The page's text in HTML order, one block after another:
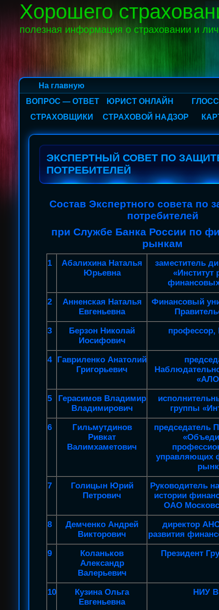
Хорошего
полезная информация о страховании и
На главную
ВОПРОС — ОТВЕТ
ЮРИСТ ОНЛАЙН
СТРАХОВЩИКИ
СТРАХОВОЙ НАДЗОР
ЭКСПЕРТНЫЙ СОВЕТ ПО
ПОТРЕБИТЕЛЕЙ
Состав Экспертного совета по
потребителей
при Службе Банка России по
рынкам
1
Абалихина Наталья
Юрьевна
заместитель
«Институт
2
Анненская Наталья
Евгеньевна
Финансовый
3
Берзон Николай
Иосифович
4
Гавриленко Анатолий
Григорьевич
5
Герасимов Владимир
Владимирович
группы
6
Гильмутдинов
Ривкат
Валимхаметович
председатель
управляющих
7
Голицын Юрий
Петрович
Руководитель
истории
ОАО
8
Демченко Андрей
Викторович
директор
развития
9
Коланьков
Александр
Валерьевич
Президент
10
Кузина Ольга
Евгеньевна
НИУ